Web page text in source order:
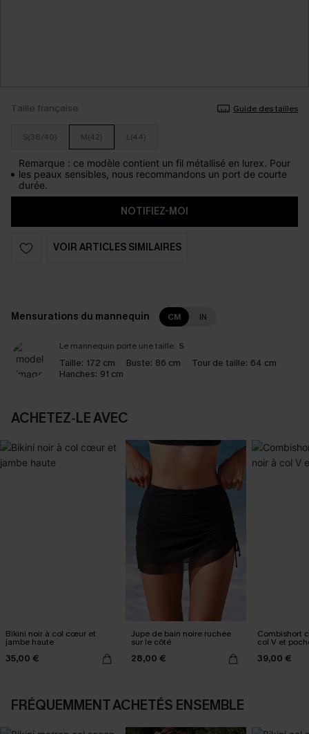
Taille française Guide des tailles
S(38/40) M(42) L(44)
Remarque : ce modèle contient un fil métallisé en lurex. Pour
les peaux sensibles, nous recommandons un port de courte
durée.
NOTIFIEZ-MOI
VOIR ARTICLES SIMILAIRES
Mensurations du mannequin CM IN
Le mannequin porte une taille: S
Taille: 172 cm Buste: 86 cm Tour de taille: 64 cm
Hanches: 91 cm
ACHETEZ‑LE AVEC
Bikini noir à col cœur et
jambe haute
35,00 €
Jupe de bain noire ruchée
sur le côté
28,00 €
Combishort
col V et
39,00 €
FRÉQUEMMENT ACHETÉS ENSEMBLE